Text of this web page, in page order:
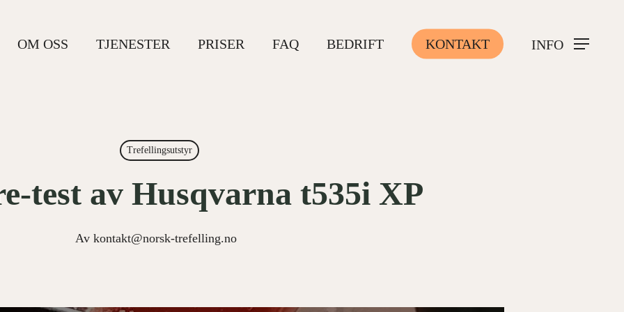
OM OSS TJENESTER PRISER FAQ BEDRIFT KONTAKT INFO
Trefellingsutstyr
test av Husqvarna t535i XP
Av kontakt@norsk-trefelling.no